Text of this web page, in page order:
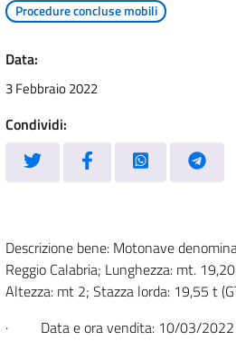
Procedure concluse mobili
Data:
3 Febbraio 2022
Condividi:
Descrizione bene: Motonave
Reggio Calabria; Lunghezza: mt.
Altezza: mt 2; Stazza lorda: 19,55 t
· Data e ora vendita: 10/03/2022